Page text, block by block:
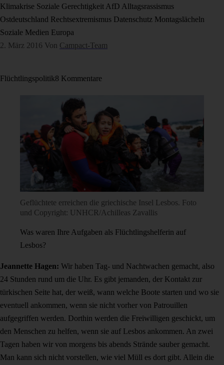
Klimakrise Soziale Gerechtigkeit AfD Alltagsrassismus
Ostdeutschland Rechtsextremismus Datenschutz Montagslächeln
Soziale Medien Europa
2. März 2016 Von Campact-Team
Flüchtlingspolitik8 Kommentare
Geflüchtete erreichen die griechische Insel Lesbos. Foto
und Copyright: UNHCR/Achilleas Zavallis
Was waren Ihre Aufgaben als Flüchtlingshelferin auf
Lesbos?
Jeannette Hagen: Wir haben Tag- und Nachtwachen gemacht, also
24 Stunden rund um die Uhr. Es gibt jemanden, der Kontakt zur
türkischen Seite hat, der weiß, wann welche Boote starten und wo sie
eventuell ankommen, wenn sie nicht vorher von Patrouillen
aufgegriffen werden. Dorthin werden die Freiwilligen geschickt, um
den Menschen zu helfen, wenn sie auf Lesbos ankommen. An zwei
Tagen haben wir von morgens bis abends Strände sauber gemacht.
Man kann sich nicht vorstellen, wie viel Müll es dort gibt. Allein die